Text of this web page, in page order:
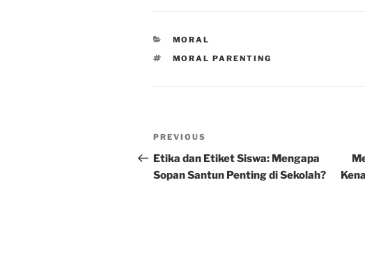
CATEGORIES
MORAL
TAGS
MORAL PARENTING
Post
navigation
Previous
Post
PREVIOUS
Etika dan Etiket Siswa: Mengapa
Sopan Santun Penting di Sekolah?